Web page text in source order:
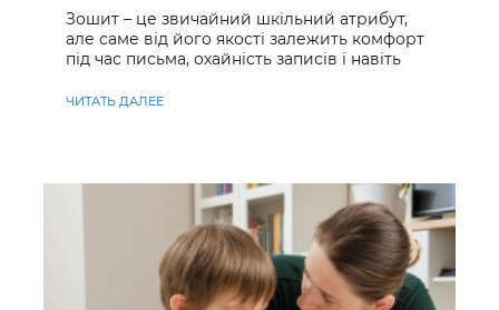
Зошит – це звичайний шкільний атрибут,
але саме від його якості залежить комфорт
під час письма, охайність записів і навіть
ЧИТАТЬ ДАЛЕЕ